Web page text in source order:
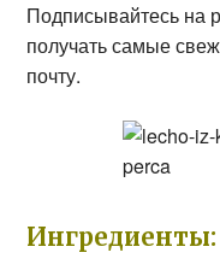
Подписывайтесь на
получать самые
почту.
Ингредиенты: